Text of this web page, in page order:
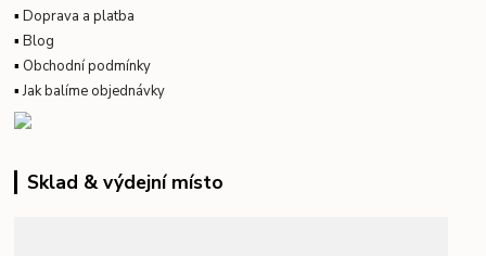
▪Doprava a platba
▪Blog
▪ Obchodní podmínky
▪Jak balíme objednávky
Sklad & výdejní místo